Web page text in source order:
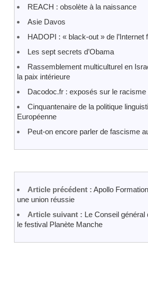
REACH : obsolète à la naissance
Asie Davos
HADOPI : « black-out » de l’Internet
Les sept secrets d’Obama
Rassemblement multiculturel en
la paix intérieure
Dacodoc.fr : exposés sur le
Cinquantenaire de la politique
Européenne
Peut-on encore parler de fascisme
Article précédent : Apollo
une union réussie
Article suivant : Le Conseil
le festival Planète Manche